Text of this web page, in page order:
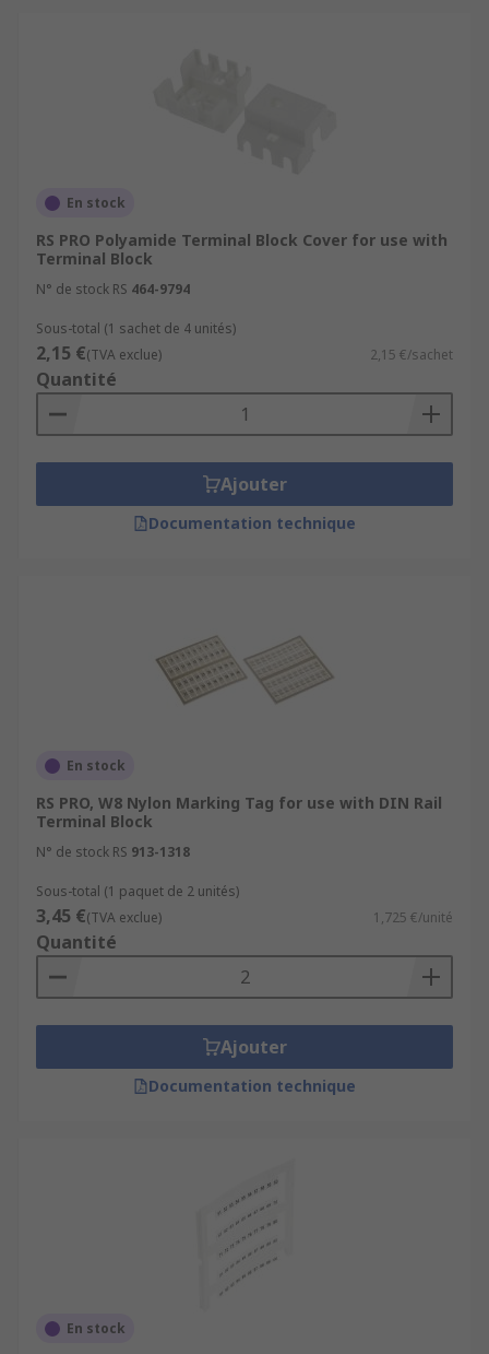
En stock
RS PRO Polyamide Terminal Block Cover for use with
Terminal Block
N° de stock RS 464-9794
Sous-total (1 sachet de 4 unités)
2,15 €(TVA exclue) 2,15 €/sachet
Quantité
Ajouter
Documentation technique
En stock
RS PRO, W8 Nylon Marking Tag for use with DIN Rail
Terminal Block
N° de stock RS 913-1318
Sous-total (1 paquet de 2 unités)
3,45 €(TVA exclue) 1,725 €/unité
Quantité
Ajouter
Documentation technique
En stock